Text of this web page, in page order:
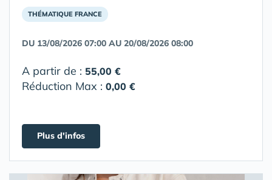
THÉMATIQUE FRANCE
DU 13/08/2026 07:00 AU 20/08/2026 08:00
A partir de : 55,00 €
Réduction Max : 0,00 €
Plus d'infos